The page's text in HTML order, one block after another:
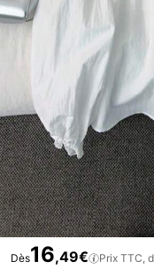
Dès16,49€ Prix TTC,